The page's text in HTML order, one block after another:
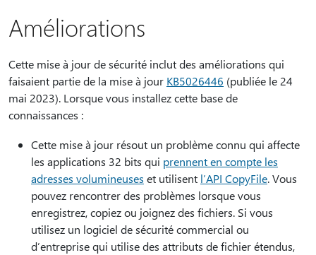
Améliorations
Cette mise à jour de sécurité inclut des améliorations qui
faisaient partie de la mise à jour KB5026446 (publiée le 24
mai 2023). Lorsque vous installez cette base de
connaissances :
Cette mise à jour résout un problème connu qui affecte
les applications 32 bits qui prennent en compte les
adresses volumineuses et utilisent l’API CopyFile. Vous
pouvez rencontrer des problèmes lorsque vous
enregistrez, copiez ou joignez des fichiers. Si vous
utilisez un logiciel de sécurité commercial ou
d’entreprise qui utilise des attributs de fichier étendus,